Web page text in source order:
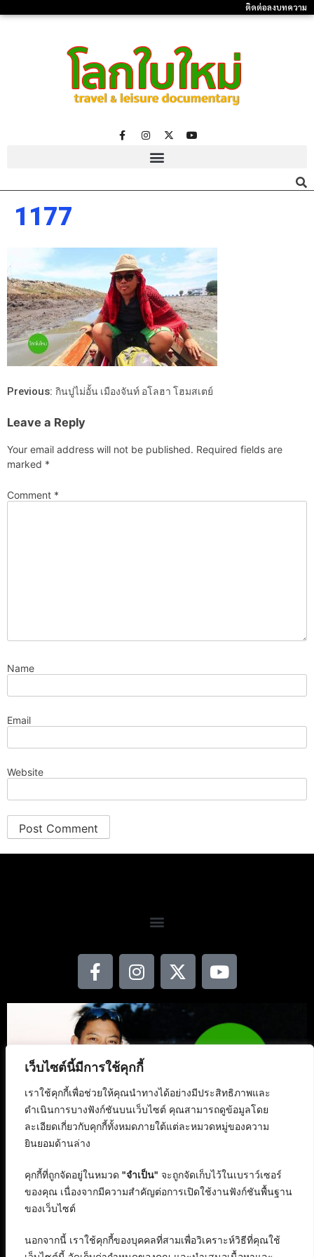
เว็บไซต์นี้มีการใช้คุกกี้
เราใช้คุกกี้เพื่อช่วยให้คุณนำทางได้อย่างมีประสิทธิภาพและ
ดำเนินการบางฟังก์ชันบนเว็บไซต์ คุณสามารถดูข้อมูลโดย
ละเอียดเกี่ยวกับคุกกี้ทั้งหมดภายใต้แต่ละหมวดหมู่ของความ
ยินยอมด้านล่าง
คุกกี้ที่ถูกจัดอยู่ในหมวด "จำเป็น" จะถูกจัดเก็บไว้ในเบราว์เซอร์
ของคุณ เนื่องจากมีความสำคัญต่อการเปิดใช้งานฟังก์ชันพื้นฐาน
ของเว็บไซต์
นอกจากนี้ เราใช้คุกกี้ของบุคคลที่สามเพื่อวิเคราะห์วิธีที่คุณใช้
ติดต่อลงบทความ
1177
Previous: กินปูไม่อั้น เมืองจันท์ อโลฮา โฮมสเตย์
Leave a Reply
Your email address will not be published. Required fields are
marked *
Comment *
Name
Email
Website